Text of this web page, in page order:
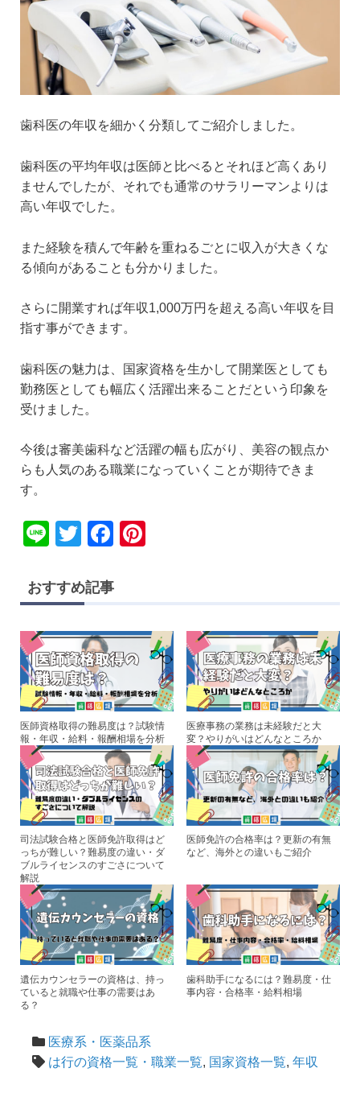
歯科医の年収を細かく分類してご紹介しました。
歯科医の平均年収は医師と比べるとそれほど高くあり
ませんでしたが、それでも通常のサラリーマンよりは
高い年収でした。
また経験を積んで年齢を重ねるごとに収入が大きくな
る傾向があることも分かりました。
さらに開業すれば年収1,000万円を超える高い年収を目
指す事ができます。
歯科医の魅力は、国家資格を生かして開業医としても
勤務医としても幅広く活躍出来ることだという印象を
受けました。
今後は審美歯科など活躍の幅も広がり、美容の観点か
らも人気のある職業になっていくことが期待できま
す。
Li
e
T
tt
er
F
c
b
o
o
k
st
おすすめ記事
医師資格取得の難易度は？試験情
報・年収・給料・報酬相場を分析
医療事務の業務は未経験だと大
変？やりがいはどんなところか
司法試験合格と医師免許取得はど
っちが難しい？難易度の違い・ダ
ブルライセンスのすごさについて
解説
医師免許の合格率は？更新の有無
など、海外との違いもご紹介
遺伝カウンセラーの資格は、持っ
ていると就職や仕事の需要はあ
る？
歯科助手になるには？難易度・仕
事内容・合格率・給料相場
医療系・医薬品系
は行の資格一覧・職業一覧, 国家資格一覧, 年収